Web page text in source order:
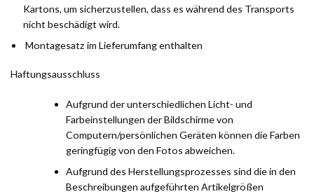
Kartons, um sicherzustellen, dass es während des Transports
nicht beschädigt wird.
Montagesatz im Lieferumfang enthalten
Haftungsausschluss
Aufgrund der unterschiedlichen Licht- und
Farbeinstellungen der Bildschirme von
Computern/persönlichen Geräten können die Farben
geringfügig von den Fotos abweichen.
Aufgrund des Herstellungsprozesses sind die in den
Beschreibungen aufgeführten Artikelgrößen